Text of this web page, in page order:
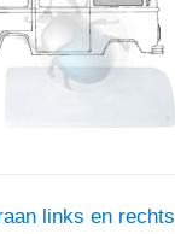
links en rechts